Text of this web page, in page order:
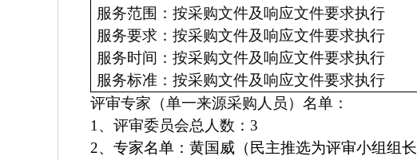
服务范围：按采购文件及响应文件要求执行
服务要求：按采购文件及响应文件要求执行
服务时间：按采购文件及响应文件要求执行
服务标准：按采购文件及响应文件要求执行
评审专家（单一来源采购人员）名单：
1 、评审委员会总人数：3
2、专家名单： 黄国威（民主推选为评审小组组